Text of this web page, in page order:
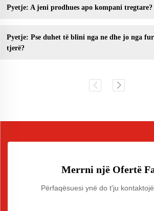
Pyetje: A jeni prodhues apo kompani tregtare?
Pyetje: Pse duhet të blini nga ne dhe jo nga
tjerë?
Merrni një Ofertë
Përfaqësuesi ynë do t'ju